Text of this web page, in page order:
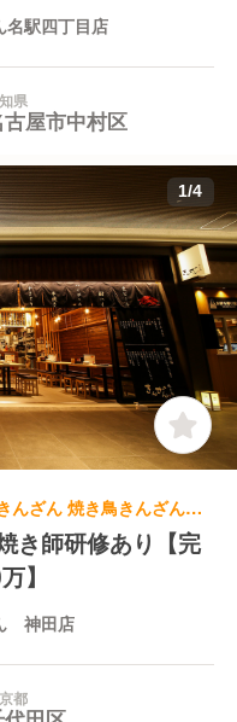
名駅四丁目店
県
屋市中村区
1/4
焼き鳥, 居酒屋 | 焼き鳥職人 | 焼き鳥きんざん 焼き鳥きんざん 神田店
き師研修あり【完
】
神田店
都